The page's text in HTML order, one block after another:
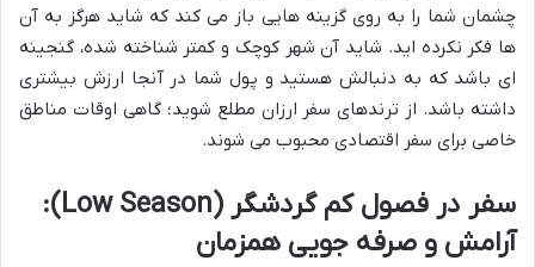
چشمان شما را به روی گزینه هایی باز می کند که شاید هرگز به آن
ها فکر نکرده اید. شاید آن شهر کوچک و کمتر شناخته شده، گنجینه
ای باشد که به دنبالش هستید و پول شما در آنجا ارزش بیشتری
داشته باشد. از ترندهای سفر ارزان مطلع شوید؛ گاهی اوقات مناطق
خاصی برای سفر اقتصادی محبوب می شوند.
سفر در فصول کم گردشگر (Low Season):
آرامش و صرفه جویی همزمان